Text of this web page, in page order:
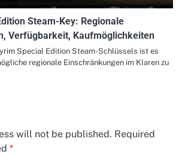
Steam-Key: Regionale
Verfügbarkeit, Kaufmöglichkeiten
Special Edition Steam-Schlüssels ist es
regionale Einschränkungen im Klaren zu
will not be published. Required
*